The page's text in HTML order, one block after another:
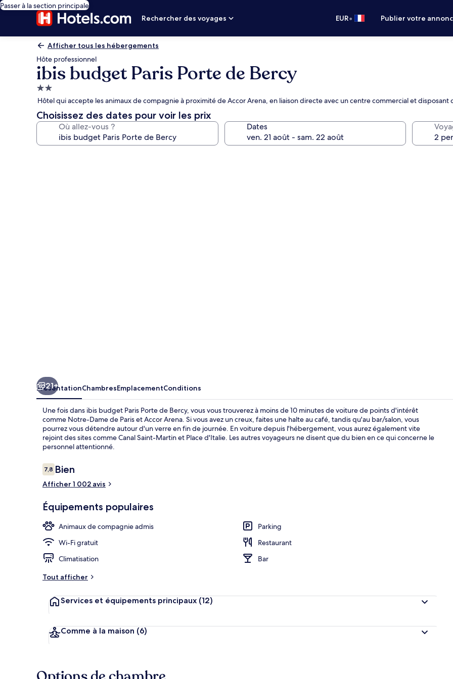
Passer à la section principale
Rechercher des voyages
EUR• Publier votre
Afficher tous les hébergements
Hôte professionnel
ibis budget Paris Porte de Bercy
Hébergement
2.0 étoiles
Hôtel qui accepte les animaux de compagnie à proximité de Accor Arena, en liaison directe avec un centre commercial et disposant
Choisissez des dates pour voir les prix
Où allez-vous ? Dates
Chambre
21+
PrésentationChambresEmplacementConditions
Une fois dans ibis budget Paris Porte de Bercy, vous vous trouverez à moins de 10 minutes de voiture de points d'intérêt
comme Notre-Dame de Paris et Accor Arena. Si vous avez un creux, faites une halte au café, tandis qu'au bar/salon, vous
pourrez vous détendre autour d'un verre en fin de journée. En voiture depuis l'hébergement, vous aurez également vite
rejoint des sites comme Canal Saint-Martin et Place d'Italie. Les autres voyageurs ne disent que du bien en ce qui concerne le
personnel attentionné.
Avis
voyageurs
7,87,8 sur 10
Bien
Afficher 1 002 avis
Équipements populaires
Animaux de compagnie admis
Parking
Wi-Fi gratuit
Restaurant
Climatisation
Bar
Tout afficher
Services et équipements principaux (12)
Comme à la maison (6)